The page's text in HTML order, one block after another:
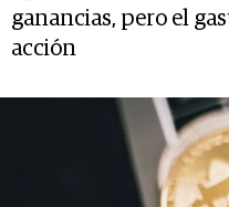
ganancias, pero el
acción